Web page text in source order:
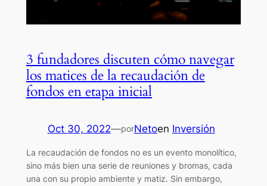
3 fundadores discuten cómo navegar
los matices de la recaudación de
fondos en etapa inicial
Oct 30, 2022—porNetoen Inversión
La recaudación de fondos no es un evento monolítico,
sino más bien una serie de reuniones y bromas, cada
una con su propio ambiente y matiz. Sin embargo,